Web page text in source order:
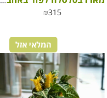
₪315
המלאי אזל